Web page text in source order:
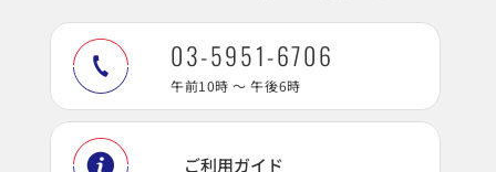
03-5951-6706
午前10時 ～ 午後6時
ご利用ガイド